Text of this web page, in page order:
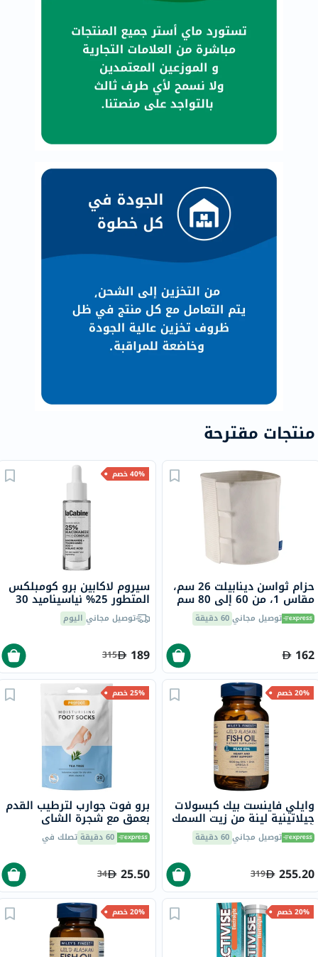
منتجات مقترحة
حزام ثواسن دينابيلت 26 سم،
مقاس 1، من 60 إلى 80 سم
توصيل مجاني60 دقيقة
162
40% خصم
سيروم لاكابين برو كومبلكس
المتطور 25% نياسيناميد 30
ملتوصيل مجاني اليوم
189
315
20% خصم
وايلي فاينست بيك كبسولات
جيلاتينية لينة من زيت السمك
أوميغا 3 بتركيز 1000 ملجم
من حمض إيكوسابنتينويك
توصيل مجاني60 دقيقة
255.20
319
25% خصم
برو فوت جوارب لترطيب القدم
بعمق مع شجرة الشاي
وفيتامين E لإصلاح البشرة
الجافة،حزمه من زوج واحد
60 دقيقة تصلك في
25.50
34
20% خصم 20% خصم